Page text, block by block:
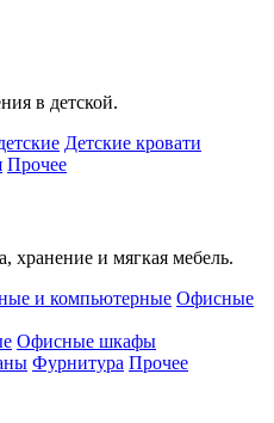
в детской.
Детские кровати
Прочее
хранение и мягкая мебель.
и компьютерные Офисные
Офисные шкафы
Фурнитура Прочее